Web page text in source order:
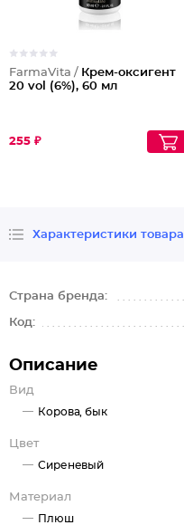
FarmaVita / Крем-оксигент
20 vol (6%), 60 мл
255 ₽
Характеристики товара
Страна бренда:
Код:
Описание
Вид
Корова, бык
Цвет
Сиреневый
Материал
Плюш